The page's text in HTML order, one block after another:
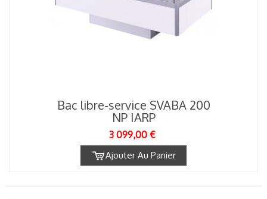
Bac libre-service SVABA 200
NP IARP
3 099,00 €
Ajouter Au Panier